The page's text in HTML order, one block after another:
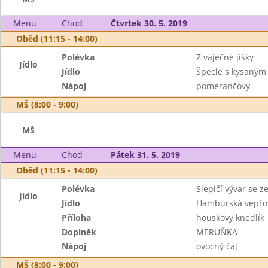
Menu Chod
Čtvrtek 30. 5. 2019
Oběd (11:15 - 14:00)
Jídlo
Polévka
Z vaječné jíšky
Jídlo
Špecle s
Nápoj
pomerančový
MŠ (8:00 - 9:00)
MŠ
Menu Chod
Pátek 31. 5. 2019
Oběd (11:15 - 14:00)
Jídlo
Polévka
Slepičí vývar se
Jídlo
Hamburská
Příloha
houskový knedlík
Doplněk
MERUŇKA
Nápoj
ovocný čaj
MŠ (8:00 - 9:00)